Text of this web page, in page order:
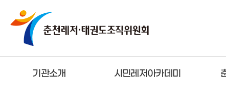
기관소개 시민레저아카데미